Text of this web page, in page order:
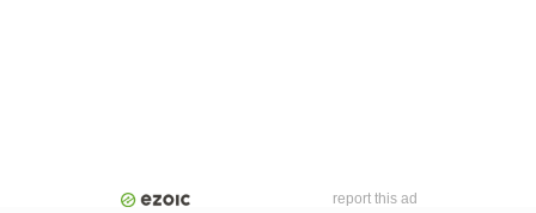
report this ad